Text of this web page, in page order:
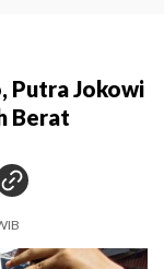
Putra Jokowi
Berat